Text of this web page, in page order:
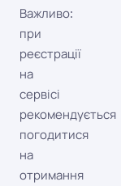
Важливо:
при
реєстрації
на
сервісі
рекомендується
погодитися
на
отримання